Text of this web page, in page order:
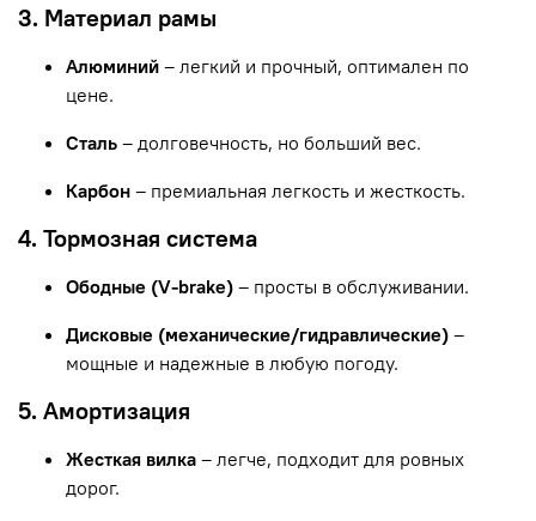
3. Материал рамы
Алюминий – легкий и прочный, оптимален по
цене.
Сталь – долговечность, но больший вес.
Карбон – премиальная легкость и жесткость.
4. Тормозная система
Ободные (V-brake) – просты в обслуживании.
Дисковые (механические/гидравлические) –
мощные и надежные в любую погоду.
5. Амортизация
Жесткая вилка – легче, подходит для ровных
дорог.